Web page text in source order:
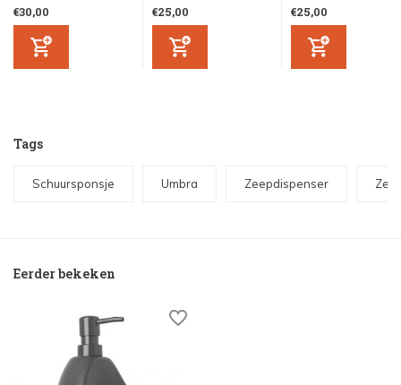
€30,00
€25,00
€25,00
Tags
Schuursponsje Umbra Zeepdispenser
Eerder bekeken